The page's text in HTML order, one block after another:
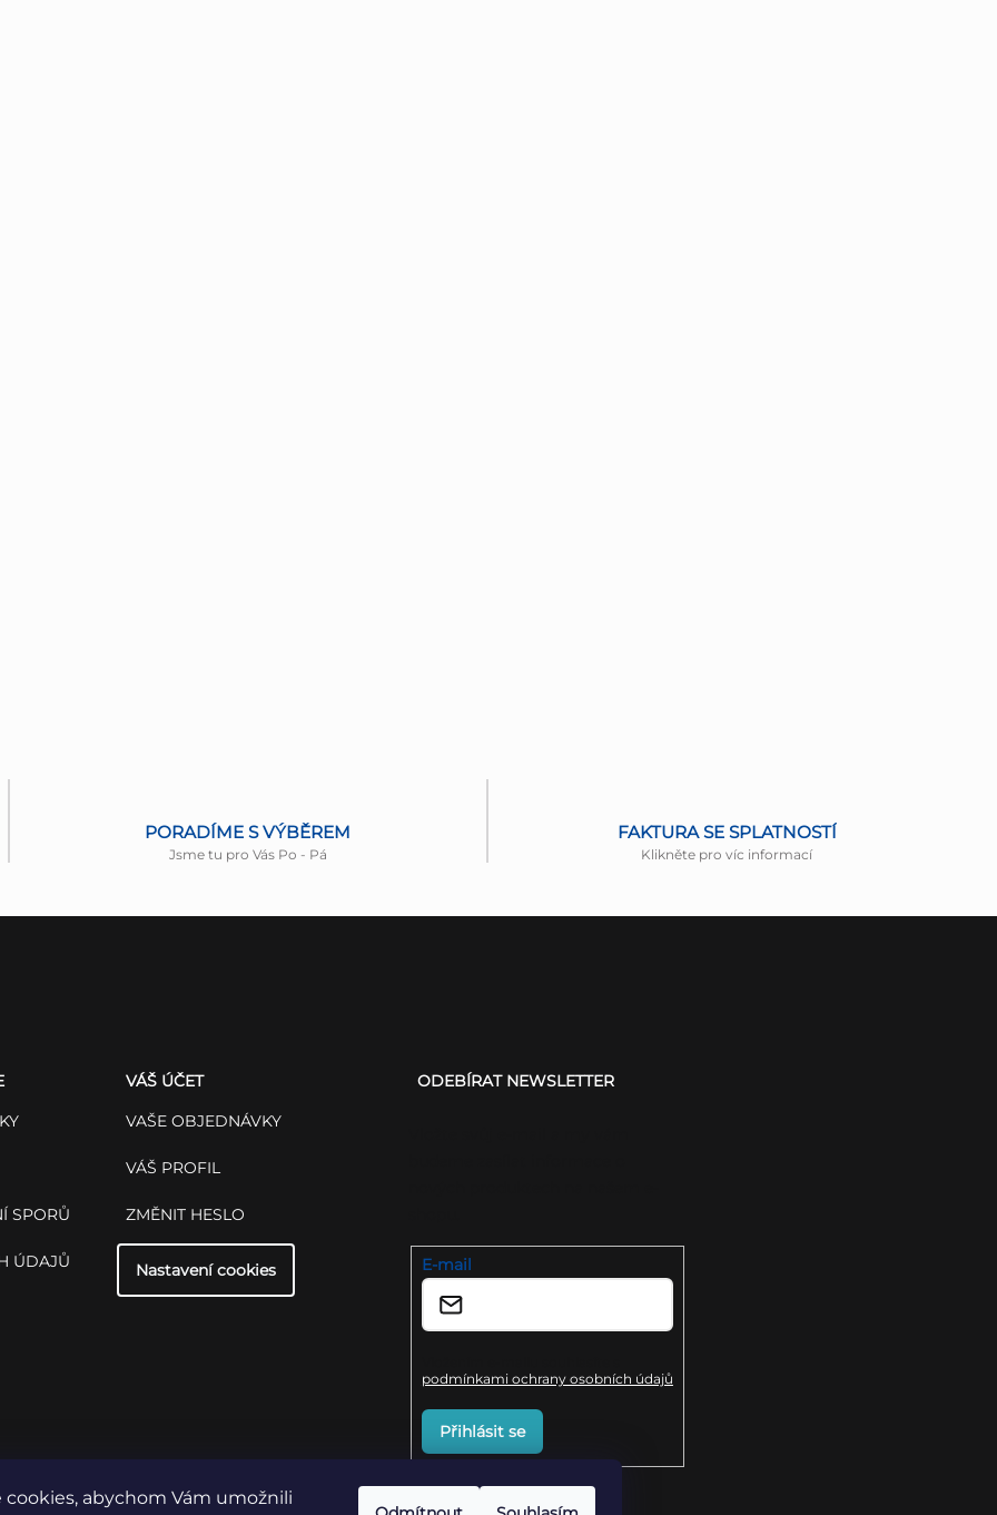
cookies, abychom Vám umožnili
PORADÍME S VÝBĚREM
Jsme tu pro Vás Po - Pá
FAKTURA SE SPLATNOSTÍ
Klikněte pro víc informací
SPORŮ
ÚDAJŮ
VÁŠ ÚČET
VAŠE OBJEDNÁVKY
VÁŠ PROFIL
ZMĚNIT HESLO
Nastavení cookies
ODEBÍRAT NEWSLETTER
E-mail
podmínkami ochrany osobních údajů
Přihlásit se